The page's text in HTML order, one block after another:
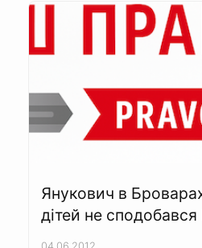
Янукович в
дітей не